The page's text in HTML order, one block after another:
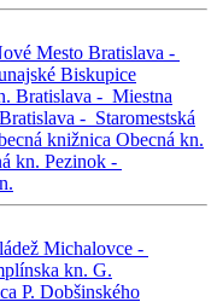
Mesto Bratislava -
Biskupice
Bratislava - Miestna
Bratislava - Staromestská
knižnica Obecná kn.
kn. Pezinok -
Michalovce -
kn. G.
P. Dobšinského